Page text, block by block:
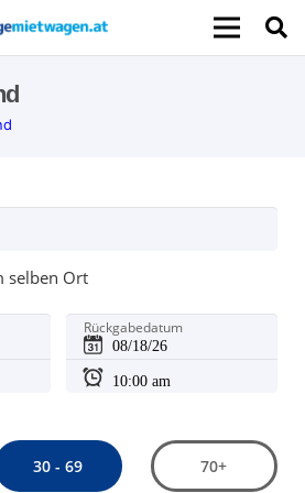
selben Ort
Rückgabedatum
30 - 69 70+